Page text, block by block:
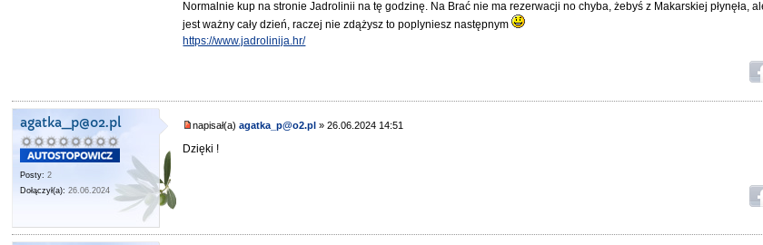
Normalnie kup na stronie Jadrolinii na tę godzinę. Na Brać nie ma rezerwacji no chyba, żebyś z Makarskiej płynęła,
jest ważny cały dzień, raczej nie zdążysz to poplyniesz następnym
https://www.jadrolinija.hr/
agatka_p@o2.pl
Posty: 2
Dołączył(a): 26.06.2024
napisał(a)agatka_p@o2.pl » 26.06.2024 14:51
Dzięki !